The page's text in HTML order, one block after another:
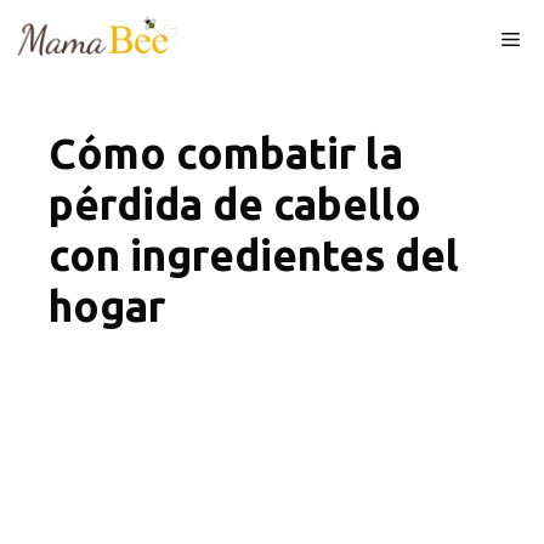
Cómo combatir la
pérdida de cabello
con ingredientes del
hogar